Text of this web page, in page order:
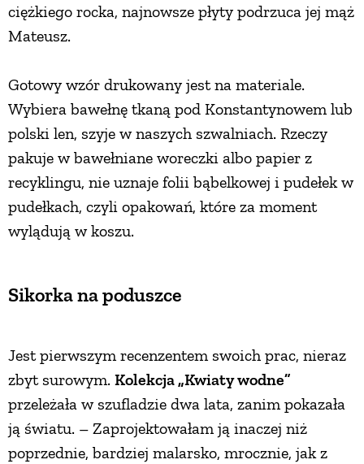
ciężkiego rocka, najnowsze płyty podrzuca jej mąż
Mateusz.
Gotowy wzór drukowany jest na materiale.
Wybiera bawełnę tkaną pod Konstantynowem lub
polski len, szyje w naszych szwalniach. Rzeczy
pakuje w bawełniane woreczki albo papier z
recyklingu, nie uznaje folii bąbelkowej i pudełek w
pudełkach, czyli opakowań, które za moment
wylądują w koszu.
Sikorka na poduszce
Jest pierwszym recenzentem swoich prac, nieraz
zbyt surowym. Kolekcja „Kwiaty wodne”
przeleżała w szufladzie dwa lata, zanim pokazała
ją światu. – Zaprojektowałam ją inaczej niż
poprzednie, bardziej malarsko, mrocznie, jak z